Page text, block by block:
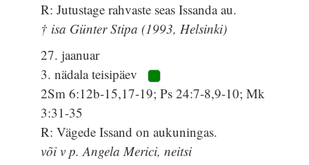
R: Jutustage rahvaste seas Issanda au.
† isa Günter Stipa (1993, Helsinki)
27. jaanuar
3. nädala teisipäev
2Sm 6:12b-15,17-19; Ps 24:7-8,9-10; Mk
3:31-35
R: Vägede Issand on aukuningas.
või v p. Angela Merici, neitsi